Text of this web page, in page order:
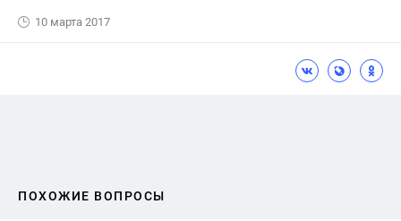
10 марта 2017
ПОХОЖИЕ ВОПРОСЫ